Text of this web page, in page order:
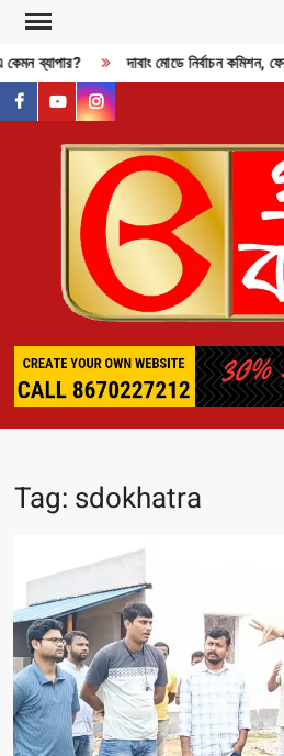
Skip
content
ব্যাপার? দাবাং মোডে নির্বাচন কমিশন,
facebook
youtubeinstagram
Tag: sdokhatra